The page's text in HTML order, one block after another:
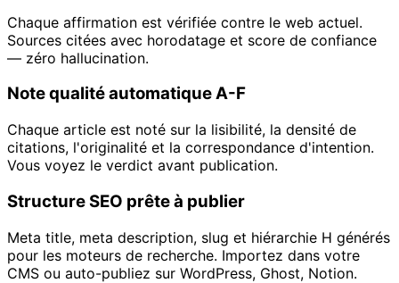
Chaque affirmation est vérifiée contre le web actuel.
Sources citées avec horodatage et score de confiance
— zéro hallucination.
Note qualité automatique A-F
Chaque article est noté sur la lisibilité, la densité de
citations, l'originalité et la correspondance d'intention.
Vous voyez le verdict avant publication.
Structure SEO prête à publier
Meta title, meta description, slug et hiérarchie H générés
pour les moteurs de recherche. Importez dans votre
CMS ou auto-publiez sur WordPress, Ghost, Notion.